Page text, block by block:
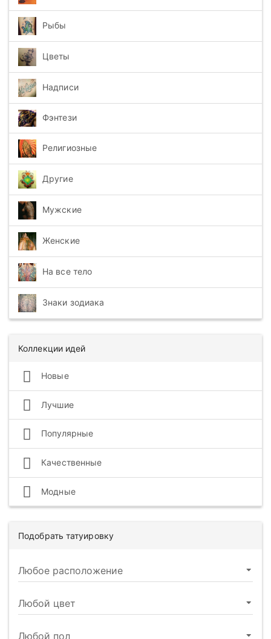
Рыбы
Цветы
Надписи
Фэнтези
Религиозные
Другие
Мужские
Женские
На все тело
Знаки зодиака
Коллекции идей
Новые
Лучшие
Популярные
Качественные
Модные
Подобрать татуировку